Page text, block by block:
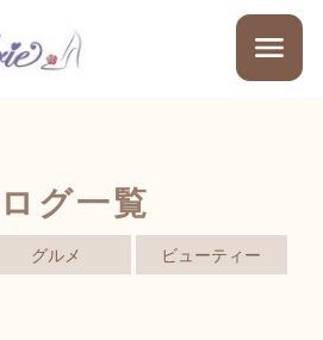
グ一覧
グルメ ビューティー